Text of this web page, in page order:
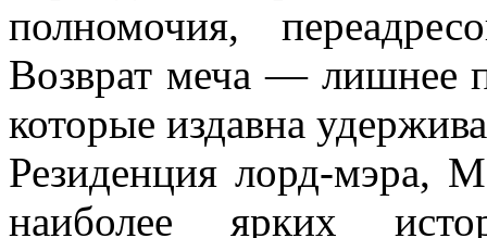
полномочия,
Возврат меча — лишнее
которые издавна
Резиденция лорд-мэра,
наиболее ярких